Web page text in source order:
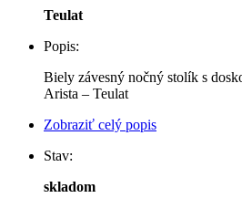
Teulat
Popis:
Biely závesný nočný stolík s
Arista – Teulat
Zobraziť celý popis
Stav:
skladom